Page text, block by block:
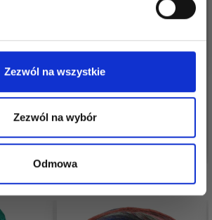
Zezwól na wszystkie
Zezwól na wybór
Odmowa
opcje
DROPS PARIS
Zobacz wszystkie opcje